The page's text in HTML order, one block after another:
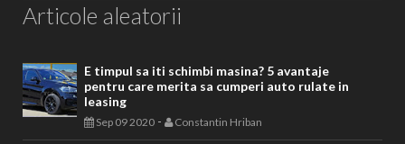
Articole aleatorii
E timpul sa iti schimbi masina? 5 avantaje
pentru care merita sa cumperi auto rulate in
leasing
Sep 09 2020 - Constantin Hriban